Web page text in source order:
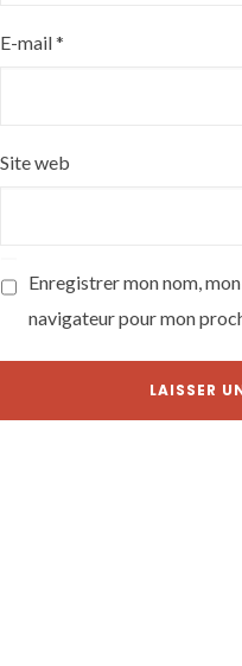
E-mail*
Site web
Enregistrer mon nom,
navigateur pour mon